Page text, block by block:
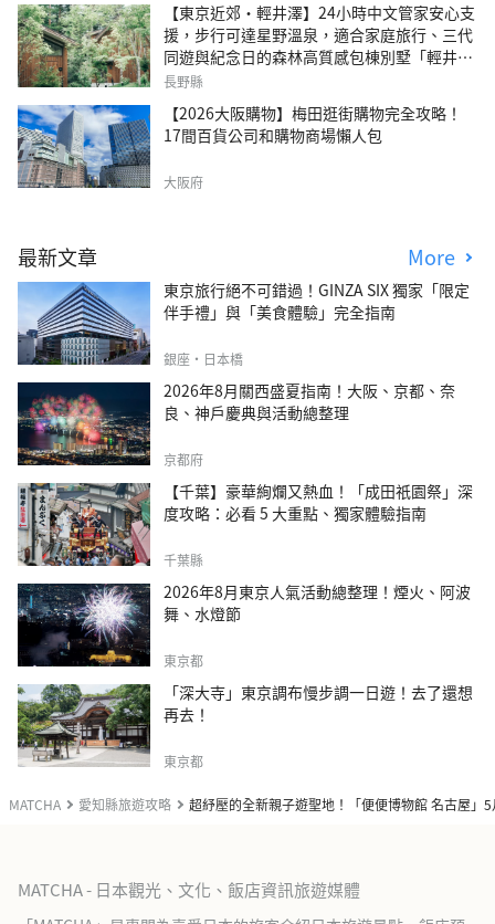
MATCHA 愛知縣旅遊攻略 超紓壓的全新親子遊聖地！「便便博物館 名古屋」
【東京近郊・輕井澤】24小時中文管家安心支
援，步行可達星野溫泉，適合家庭旅行、三代
同遊與紀念日的森林高質感包棟別墅「輕井澤
森四季VILLA」
長野縣
【2026大阪購物】梅田逛街購物完全攻略！
17間百貨公司和購物商場懶人包
大阪府
最新文章 More
東京旅行絕不可錯過！GINZA SIX 獨家「限定
伴手禮」與「美食體驗」完全指南
銀座・日本橋
2026年8月關西盛夏指南！大阪、京都、奈
良、神戶慶典與活動總整理
京都府
【千葉】豪華絢爛又熱血！「成田祇園祭」深
度攻略：必看 5 大重點、獨家體驗指南
千葉縣
2026年8月東京人氣活動總整理！煙火、阿波
舞、水燈節
東京都
「深大寺」東京調布慢步調一日遊！去了還想
再去！
東京都
MATCHA - 日本觀光、文化、飯店資訊旅遊媒體